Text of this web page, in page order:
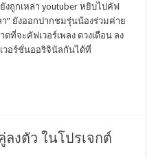
งถูกเหล่า youtuber หยิบไปคัฟ
” ยังออกปากชมรุ่นน้องร่วมค่าย
ที่จะคัฟเวอร์เพลง ดวงเดือน ลง
วอร์ชั่นออริจินัลกันได้ที่
งตัว ในโปรเจกต์